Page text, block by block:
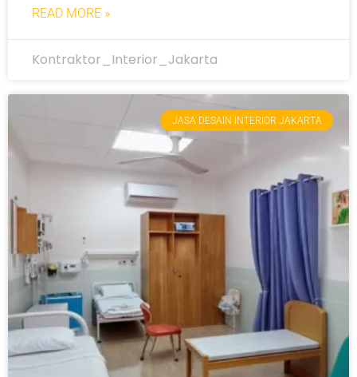
READ MORE »
Kontraktor_Interior_Jakarta
JASA DESAIN INTERIOR JAKARTA